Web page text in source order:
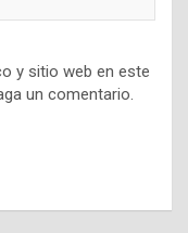
y sitio web en este
un comentario.